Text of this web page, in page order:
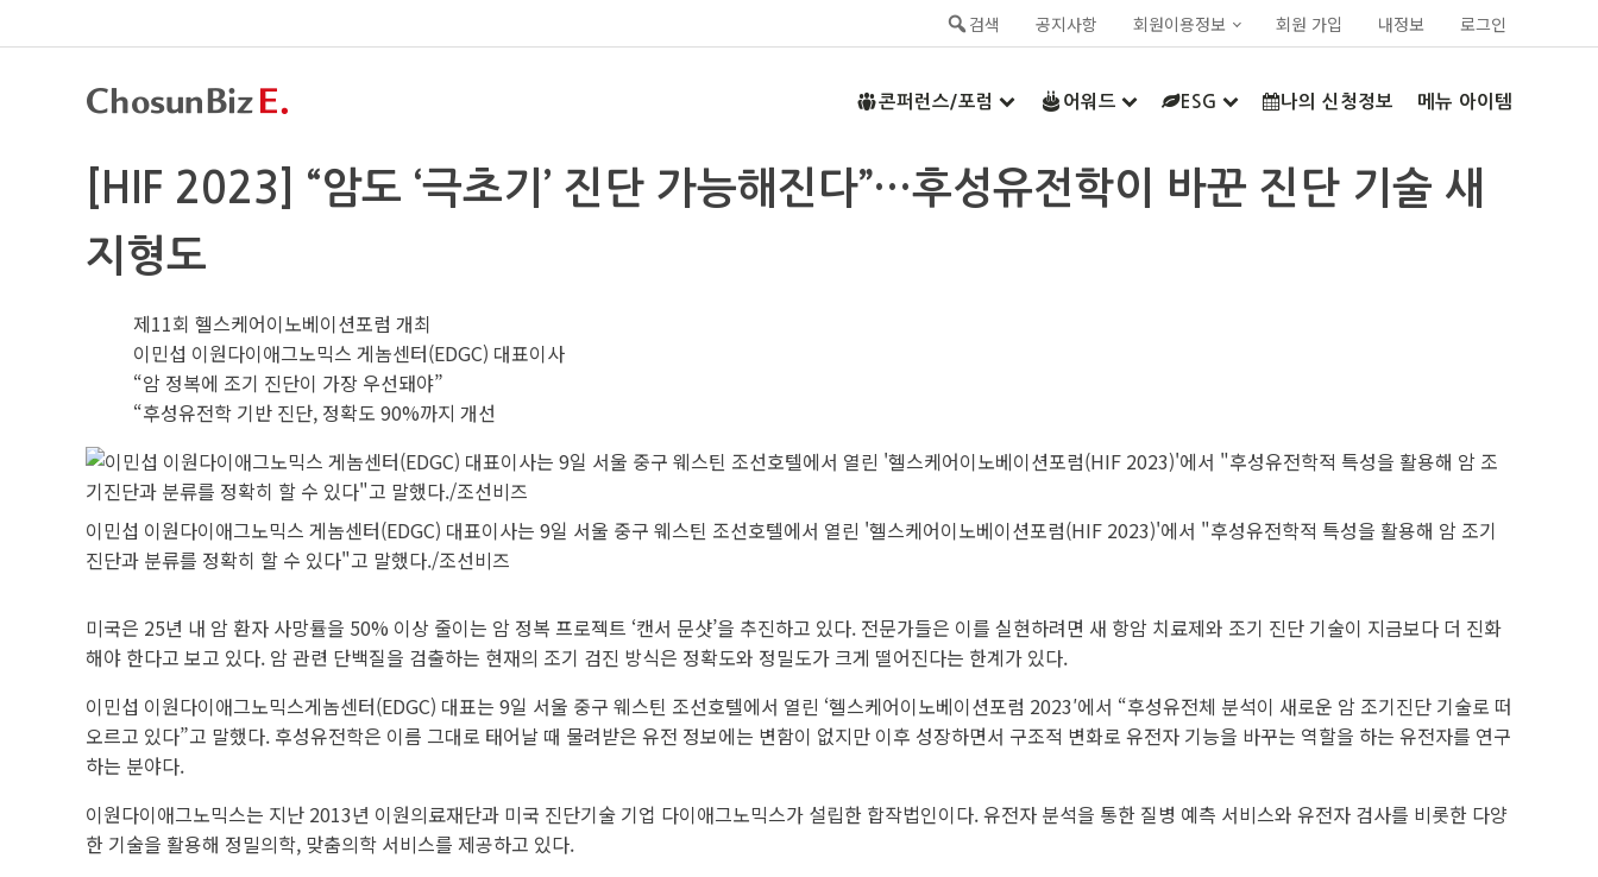
검색 공지사항 회원이용정보 회원 가입 내정보 로그인
콘퍼런스/포럼 어워드 ESG 나의 신청정보 메뉴 아이템
[HIF 2023] “암도 ‘극초기’ 진단 가능해진다”…후성유전학이 바꾼 진단 기술 새
지형도
제11회 헬스케어이노베이션포럼 개최
이민섭 이원다이애그노믹스 게놈센터(EDGC) 대표이사
“암 정복에 조기 진단이 가장 우선돼야”
“후성유전학 기반 진단, 정확도 90%까지 개선
이민섭 이원다이애그노믹스 게놈센터(EDGC) 대표이사는 9일 서울 중구 웨스틴 조선호텔에서 열린 '헬스케어이노베이션포럼(HIF 2023)'에서 "후성유전학적 특성을 활용해 암 조기
진단과 분류를 정확히 할 수 있다"고 말했다./조선비즈
미국은 25년 내 암 환자 사망률을 50% 이상 줄이는 암 정복 프로젝트 ‘캔서 문샷’을 추진하고 있다. 전문가들은 이를 실현하려면 새 항암 치료제와 조기 진단 기술이 지금보다 더 진화
해야 한다고 보고 있다. 암 관련 단백질을 검출하는 현재의 조기 검진 방식은 정확도와 정밀도가 크게 떨어진다는 한계가 있다.
이민섭 이원다이애그노믹스게놈센터(EDGC) 대표는 9일 서울 중구 웨스틴 조선호텔에서 열린 ‘헬스케어이노베이션포럼 2023′에서 “후성유전체 분석이 새로운 암 조기진단 기술로 떠
오르고 있다”고 말했다. 후성유전학은 이름 그대로 태어날 때 물려받은 유전 정보에는 변함이 없지만 이후 성장하면서 구조적 변화로 유전자 기능을 바꾸는 역할을 하는 유전자를 연구
하는 분야다.
이원다이애그노믹스는 지난 2013년 이원의료재단과 미국 진단기술 기업 다이애그노믹스가 설립한 합작법인이다. 유전자 분석을 통한 질병 예측 서비스와 유전자 검사를 비롯한 다양
한 기술을 활용해 정밀의학, 맞춤의학 서비스를 제공하고 있다.